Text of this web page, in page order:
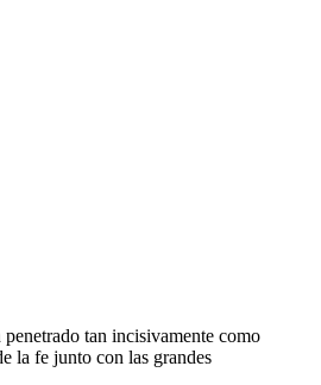
tan incisivamente como
la fe junto con las grandes